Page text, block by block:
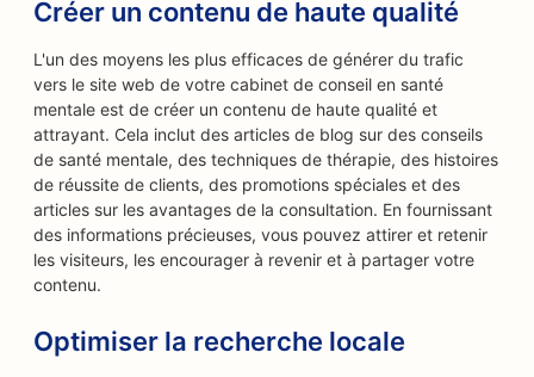
Créer un contenu de haute qualité
L'un des moyens les plus efficaces de générer du trafic
vers le site web de votre cabinet de conseil en santé
mentale est de créer un contenu de haute qualité et
attrayant. Cela inclut des articles de blog sur des conseils
de santé mentale, des techniques de thérapie, des histoires
de réussite de clients, des promotions spéciales et des
articles sur les avantages de la consultation. En fournissant
des informations précieuses, vous pouvez attirer et retenir
les visiteurs, les encourager à revenir et à partager votre
contenu.
Optimiser la recherche locale